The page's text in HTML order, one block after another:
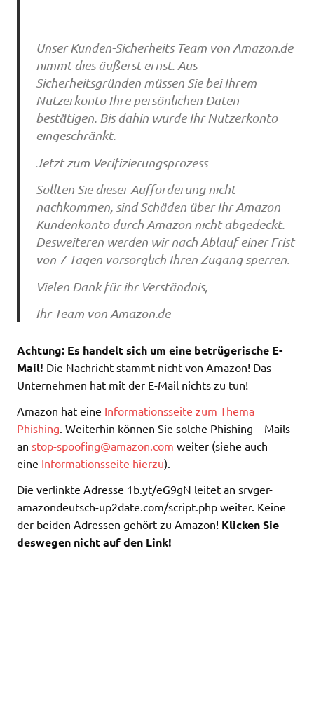
Unser Kunden-Sicherheits Team von Amazon.de
nimmt dies äußerst ernst. Aus
Sicherheitsgründen müssen Sie bei Ihrem
Nutzerkonto Ihre persönlichen Daten
bestätigen. Bis dahin wurde Ihr Nutzerkonto
eingeschränkt.
Jetzt zum Verifizierungsprozess
Sollten Sie dieser Aufforderung nicht
nachkommen, sind Schäden über Ihr Amazon
Kundenkonto durch Amazon nicht abgedeckt.
Desweiteren werden wir nach Ablauf einer Frist
von 7 Tagen vorsorglich Ihren Zugang sperren.
Vielen Dank für ihr Verständnis,
Ihr Team von Amazon.de
Achtung: Es handelt sich um eine betrügerische E-
Mail! Die Nachricht stammt nicht von Amazon! Das
Unternehmen hat mit der E-Mail nichts zu tun!
Amazon hat eine Informationsseite zum Thema
Phishing. Weiterhin können Sie solche Phishing – Mails
an stop-spoofing@amazon.com weiter (siehe auch
eine Informationsseite hierzu).
Die verlinkte Adresse 1b.yt/eG9gN leitet an srvger-
amazondeutsch-up2date.com/script.php weiter. Keine
der beiden Adressen gehört zu Amazon! Klicken Sie
deswegen nicht auf den Link!